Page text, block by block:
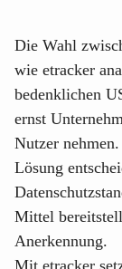
Die Wahl
wie etracker
bedenklichen
ernst
Nutzer
Lösung
Mittel
Anerkennung.
Mit etracker